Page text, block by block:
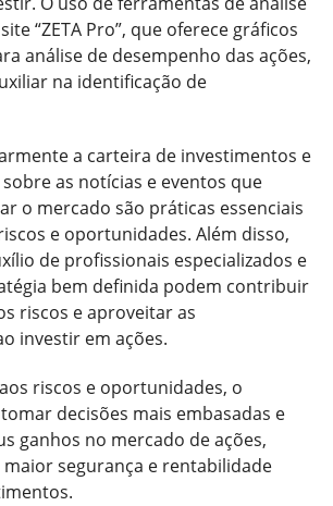
“ZETA Pro”, que oferece gráficos
análise de desempenho das ações,
na identificação de
a carteira de investimentos e
as notícias e eventos que
o mercado são práticas essenciais
e oportunidades. Além disso,
de profissionais especializados e
bem definida podem contribuir
riscos e aproveitar as
investir em ações.
riscos e oportunidades, o
decisões mais embasadas e
ganhos no mercado de ações,
segurança e rentabilidade